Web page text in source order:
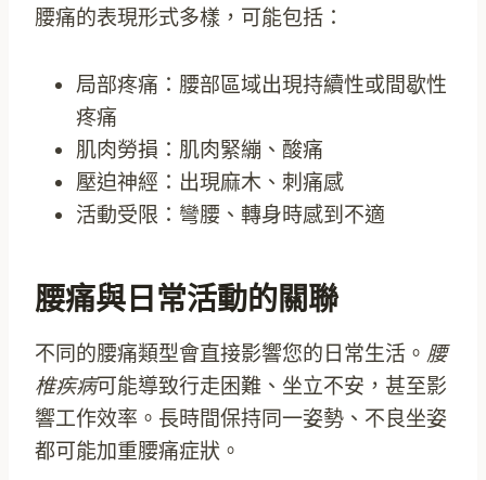
腰痛的表現形式多樣，可能包括：
局部疼痛：腰部區域出現持續性或間歇性
疼痛
肌肉勞損：肌肉緊繃、酸痛
壓迫神經：出現麻木、刺痛感
活動受限：彎腰、轉身時感到不適
腰痛與日常活動的關聯
不同的腰痛類型會直接影響您的日常生活。 腰
椎疾病可能導致行走困難、坐立不安，甚至影
響工作效率。長時間保持同一姿勢、不良坐姿
都可能加重腰痛症狀。